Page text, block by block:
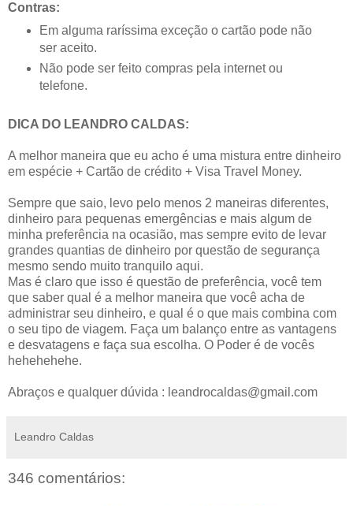
Contras:
Em alguma raríssima exceção o cartão pode não
ser aceito.
Não pode ser feito compras pela internet ou
telefone.
DICA DO LEANDRO CALDAS:
A melhor maneira que eu acho é uma mistura entre dinheiro
em espécie + Cartão de crédito + Visa Travel Money.
Sempre que saio, levo pelo menos 2 maneiras diferentes,
dinheiro para pequenas emergências e mais algum de
minha preferência na ocasião, mas sempre evito de levar
grandes quantias de dinheiro por questão de segurança
mesmo sendo muito tranquilo aqui.
Mas é claro que isso é questão de preferência, você tem
que saber qual é a melhor maneira que você acha de
administrar seu dinheiro, e qual é o que mais combina com
o seu tipo de viagem. Faça um balanço entre as vantagens
e desvatagens e faça sua escolha. O Poder é de vocês
hehehehehe.
Abraços e qualquer dúvida : leandrocaldas@gmail.com
Leandro Caldas
346 comentários: